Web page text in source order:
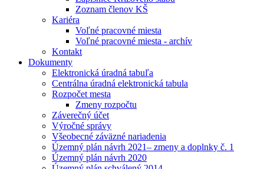
Zoznam členov KŠ
Kariéra
Voľné pracovné miesta
Voľné pracovné miesta - archív
Kontakt
Dokumenty
Elektronická úradná tabuľa
Centrálna úradná elektronická tabula
Rozpočet mesta
Zmeny rozpočtu
Záverečný účet
Výročné správy
Všeobecné záväzné nariadenia
Územný plán návrh 2021– zmeny a doplnky č. 1
Územný plán návrh 2020